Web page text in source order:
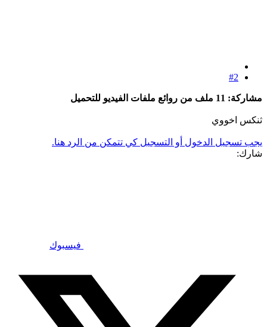
#2
مشاركة: 11 ملف من روائع ملفات الفيديو للتحميل
ثنكس اخووي
يجب تسجيل الدخول أو التسجيل كي تتمكن من الرد هنا.
شارك:
فيسبوك